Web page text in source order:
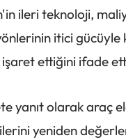
ileri teknoloji,
itici
ettiğini ifade
yanıt olarak araç
yeniden